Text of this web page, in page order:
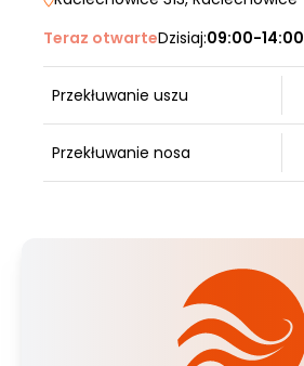
Teraz otwarteDzisiaj:09:00-14:00
Przekłuwanie uszu
Przekłuwanie nosa